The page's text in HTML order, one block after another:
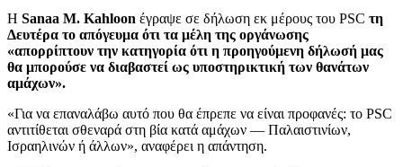
H Sanaa M. Kahloon έγραψε σε δήλωση εκ μέρους του PSC τη
Δευτέρα το απόγευμα ότι τα μέλη της οργάνωσης
«απορρίπτουν την κατηγορία ότι η προηγούμενη δήλωσή μας
θα μπορούσε να διαβαστεί ως υποστηρικτική των θανάτων
αμάχων».
«Για να επαναλάβω αυτό που θα έπρεπε να είναι προφανές: το PSC
αντιτίθεται σθεναρά στη βία κατά αμάχων — Παλαιστινίων,
Ισραηλινών ή άλλων», αναφέρει η απάντηση.